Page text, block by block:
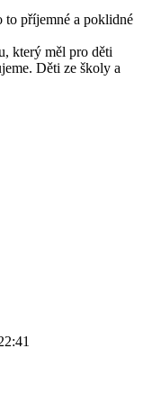
příjemné a poklidné
který měl pro děti
Děti ze školy a